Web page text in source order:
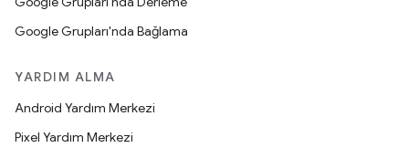
Google Grupları'nda Bağlama
YARDIM ALMA
Android Yardım Merkezi
Pixel Yardım Merkezi